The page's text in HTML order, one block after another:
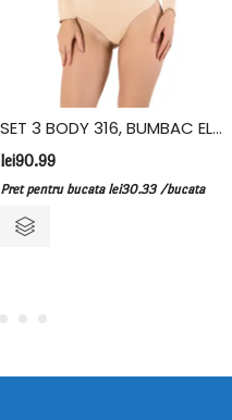
SET 3 BODY 316, BUMBAC ELASTAN, VIVALDI, CREM
lei90.99
Pret pentru bucata lei30.33 /bucata